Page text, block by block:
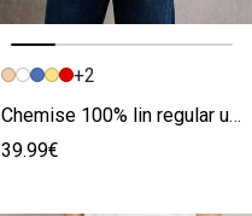
Image précédente
Image suivante
+2
Chemise 100% lin regular unie
39.99€